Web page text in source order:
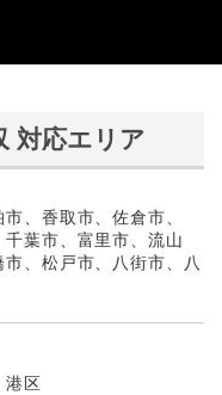
対応エリア
、香取市、佐倉市、
葉市、富里市、流山
、松戸市、八街市、八
港区